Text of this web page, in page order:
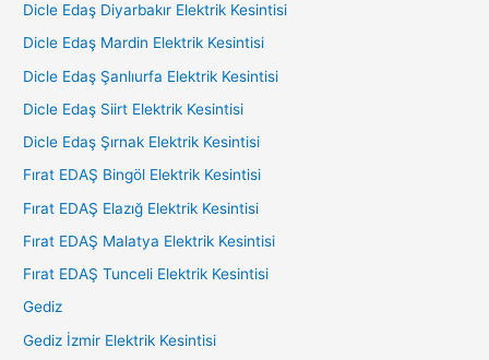
Dicle Edaş Diyarbakır Elektrik Kesintisi
Dicle Edaş Mardin Elektrik Kesintisi
Dicle Edaş Şanlıurfa Elektrik Kesintisi
Dicle Edaş Siirt Elektrik Kesintisi
Dicle Edaş Şırnak Elektrik Kesintisi
Fırat EDAŞ Bingöl Elektrik Kesintisi
Fırat EDAŞ Elazığ Elektrik Kesintisi
Fırat EDAŞ Malatya Elektrik Kesintisi
Fırat EDAŞ Tunceli Elektrik Kesintisi
Gediz
Gediz İzmir Elektrik Kesintisi